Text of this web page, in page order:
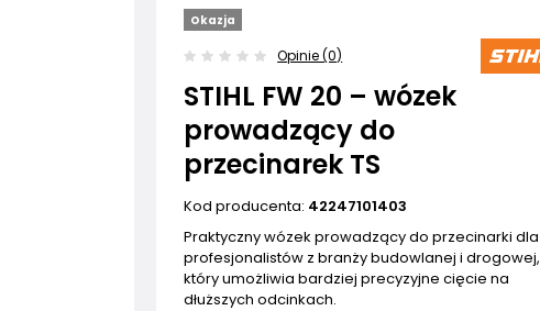
Okazja
Opinie (0)
STIHL FW 20 – wózek
prowadzący do
przecinarek TS
Kod producenta: 42247101403
Praktyczny wózek prowadzący do przecinarki dla
profesjonalistów z branży budowlanej i drogowej,
który umożliwia bardziej precyzyjne cięcie na
dłuższych odcinkach.